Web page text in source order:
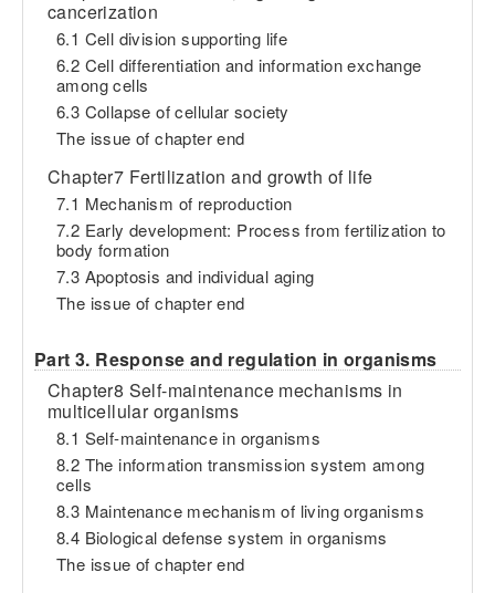
cancerization
6.1 Cell division supporting life
6.2 Cell differentiation and information exchange
among cells
6.3 Collapse of cellular society
The issue of chapter end
Chapter7 Fertilization and growth of life
7.1 Mechanism of reproduction
7.2 Early development: Process from fertilization to
body formation
7.3 Apoptosis and individual aging
The issue of chapter end
Part 3. Response and regulation in organisms
Chapter8 Self-maintenance mechanisms in
multicellular organisms
8.1 Self-maintenance in organisms
8.2 The information transmission system among
cells
8.3 Maintenance mechanism of living organisms
8.4 Biological defense system in organisms
The issue of chapter end